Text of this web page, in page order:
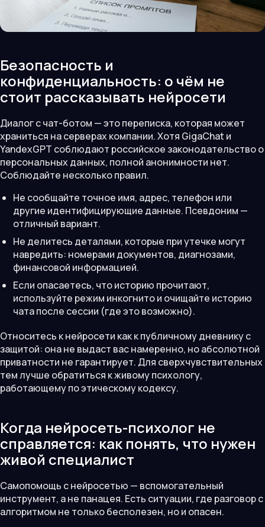
Безопасность и
конфиденциальность: о чём не
стоит рассказывать нейросети
Диалог с чат-ботом — это переписка, которая может
храниться на серверах компании. Хотя GigaChat и
YandexGPT соблюдают российское законодательство о
персональных данных, полной анонимности нет.
Соблюдайте несколько правил.
Не сообщайте точное имя, адрес, телефон или
другие идентифицирующие данные. Псевдоним —
отличный вариант.
Не делитесь деталями, которые при утечке могут
навредить: номерами документов, диагнозами,
финансовой информацией.
Если опасаетесь, что историю прочитают,
используйте режим инкогнито и очищайте историю
чата после сессии (где это возможно).
Относитесь к нейросети как к публичному дневнику с
защитой: она не выдаст вас намеренно, но абсолютной
приватности не гарантирует. Для сверхчувствительных
тем лучше обратиться к живому психологу,
работающему по этическому кодексу.
Когда нейросеть-психолог не
справляется: как понять, что нужен
живой специалист
Самопомощь с нейросетью — вспомогательный
инструмент, а не панацея. Есть ситуации, где разговор с
алгоритмом не только бесполезен, но и опасен.